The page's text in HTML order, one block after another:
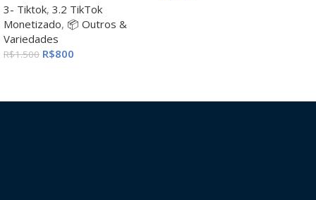
3- Tiktok, 3.2 TikTok
Monetizado, 📦 Outros &
Variedades
R$1.500 R$800